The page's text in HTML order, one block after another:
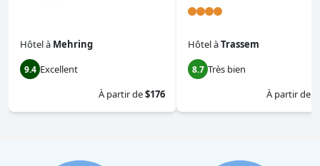
Hôtelà Mehring
9.4 Excellent
À partir de$176
HôtelàTrassem
8.7 Très bien
À partir de